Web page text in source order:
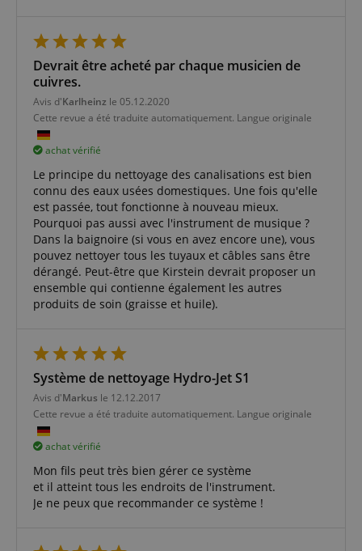
Devrait être acheté par chaque musicien de
cuivres.
Avis d'Karlheinz le 05.12.2020
Cette revue a été traduite automatiquement. Langue originale
achat vérifié
Le principe du nettoyage des canalisations est bien
connu des eaux usées domestiques. Une fois qu'elle
est passée, tout fonctionne à nouveau mieux.
Pourquoi pas aussi avec l'instrument de musique ?
Dans la baignoire (si vous en avez encore une), vous
pouvez nettoyer tous les tuyaux et câbles sans être
dérangé. Peut-être que Kirstein devrait proposer un
ensemble qui contienne également les autres
produits de soin (graisse et huile).
Système de nettoyage Hydro-Jet S1
Avis d'Markus le 12.12.2017
Cette revue a été traduite automatiquement. Langue originale
achat vérifié
Mon fils peut très bien gérer ce système
et il atteint tous les endroits de l'instrument.
Je ne peux que recommander ce système !